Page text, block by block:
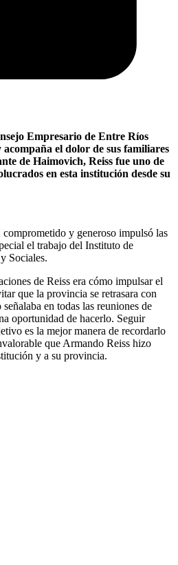
Empresario de Entre Ríos
el dolor de sus familiares
de Haimovich, Reiss fue uno de
en esta institución desde su
y generoso impulsó las
el trabajo del Instituto de
Sociales.
de Reiss era cómo impulsar el
que la provincia se retrasara con
en todas las reuniones de
oportunidad de hacerlo. Seguir
es la mejor manera de recordarlo
que Armando Reiss hizo
y a su provincia.